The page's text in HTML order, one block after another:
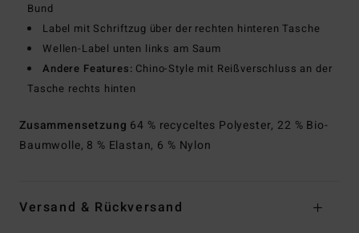
Bund
Label mit Schriftzug über der rechten hinteren Tasche
Wellen-Label unten links am Saum
Andere Features: Chino-Style mit Reißverschluss an der
Tasche rechts hinten
Zusammensetzung 64 % recyceltes Polyester, 22 % Bio-
Baumwolle, 8 % Elastan, 6 % Nylon
Versand & Rückversand